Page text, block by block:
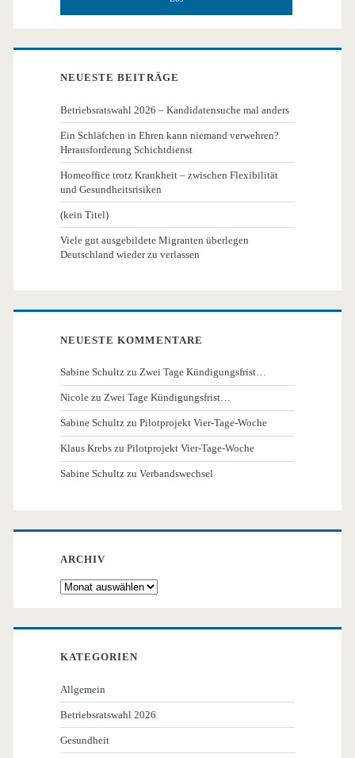
NEUESTE BEITRÄGE
Betriebsratswahl 2026 – Kandidatensuche mal anders
Ein Schläfchen in Ehren kann niemand verwehren?
Herausforderung Schichtdienst
Homeoffice trotz Krankheit – zwischen Flexibilität
und Gesundheitsrisiken
(kein Titel)
Viele gut ausgebildete Migranten überlegen
Deutschland wieder zu verlassen
NEUESTE KOMMENTARE
Sabine Schultz zuZwei Tage Kündigungsfrist…
Nicole zuZwei Tage Kündigungsfrist…
Sabine Schultz zuPilotprojekt Vier-Tage-Woche
Klaus Krebs zuPilotprojekt Vier-Tage-Woche
Sabine Schultz zuVerbandswechsel
ARCHIV
Archiv
KATEGORIEN
Allgemein
Betriebsratswahl 2026
Gesundheit